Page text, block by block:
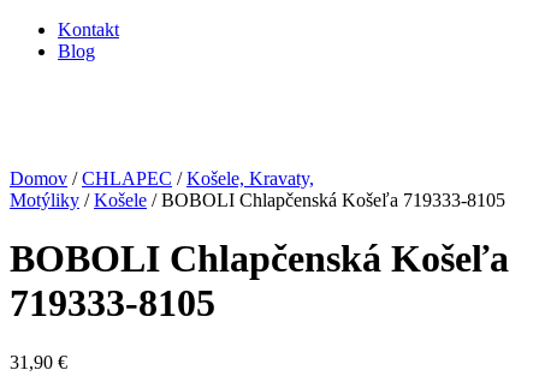
Kontakt
Blog
Domov /CHLAPEC /Košele, Kravaty,
Motýliky /Košele / BOBOLI Chlapčenská Košeľa 719333-8105
BOBOLI Chlapčenská Košeľa
719333-8105
31,90 €